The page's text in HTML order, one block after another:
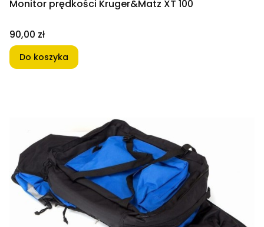
Monitor prędkości Kruger&Matz XT 100
Cena
90,00 zł
Do koszyka